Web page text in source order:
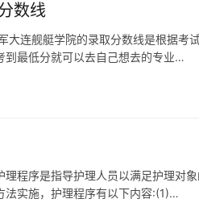
数线
大连舰艇学院的录取分数线是根据
到最低分就可以去自己想去的专业…
程序是指导护理人员以满足护理对
法实施，护理程序有以下内容:(1)…